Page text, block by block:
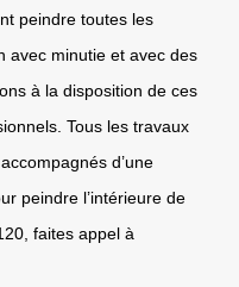
peindre toutes les
avec minutie et avec des
à la disposition de ces
Tous les travaux
d’une
peindre l’intérieure de
faites appel à